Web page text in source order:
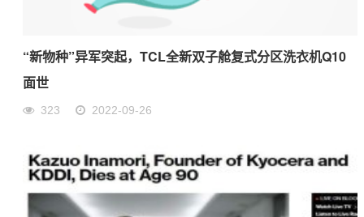
“新物种”异军突起，TCL全新双子舱复式分区洗衣机Q10
面世
323 2022-09-26